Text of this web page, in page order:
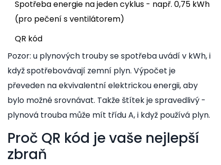
Spotřeba energie na jeden cyklus - např. 0,75 kWh
(pro pečení s ventilátorem)
QR kód
Pozor: u plynových trouby se spotřeba uvádí v kWh, i
když spotřebovávají zemní plyn. Výpočet je
převeden na ekvivalentní elektrickou energii, aby
bylo možné srovnávat. Takže štítek je spravedlivý -
plynová trouba může mít třídu A, i když používá plyn.
Proč QR kód je vaše nejlepší
zbraň